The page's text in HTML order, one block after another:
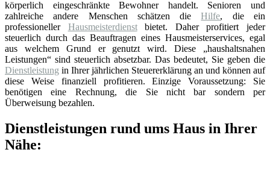
körperlich eingeschränkte Bewohner handelt. Senioren und
zahlreiche andere Menschen schätzen dieHilfe, die ein
professioneller Hausmeisterdienstbietet. Daher profitiert jeder
steuerlich durch das Beauftragen eines Hausmeisterservices, egal
aus welchem Grund er genutzt wird. Diese „haushaltsnahen
Leistungen“ sind steuerlich absetzbar. Das bedeutet, Sie geben die
Dienstleistung in Ihrer jährlichen Steuererklärung an und können auf
diese Weise finanziell profitieren. Einzige Voraussetzung: Sie
benötigen eine Rechnung, die Sie nicht bar sondern per
Überweisung bezahlen.
Dienstleistungen rund ums Haus in Ihrer
Nähe: